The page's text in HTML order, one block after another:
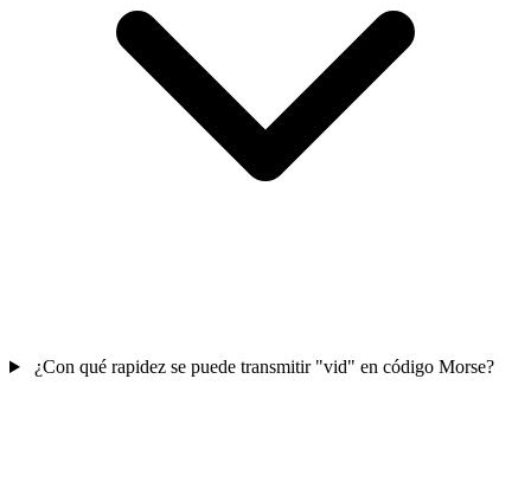
¿Con qué rapidez se puede transmitir "vid" en código Morse?